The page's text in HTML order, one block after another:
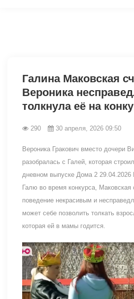
Галина Маковская
Вероника
толкнула её на
290 30 апреля, 2026 09:50
Вероника Гракович вместо дочери
разобралась с Галей, которая
дневном выпуске Дома 2 29.04.2026
Галю во время конкурса, Маковская
поведение некрасивым и
может себе позволить толкать
которая ей в мамы годится.